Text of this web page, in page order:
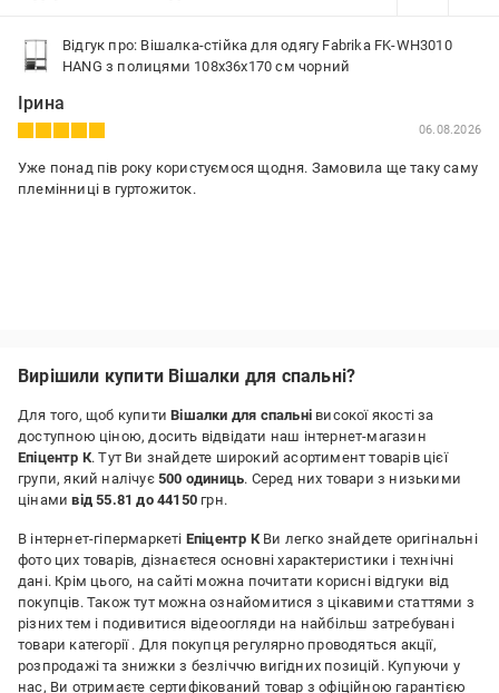
Відгук про: Вішалка-стійка для одягу Fabrika FK-WH3010
HANG з полицями 108x36x170 см чорний
Ірина
06.08.2026
Уже понад пів року користуємося щодня. Замовила ще таку саму
племінниці в гуртожиток.
Вирішили купити Вішалки для спальні?
Для того, щоб купитиВішалки для спальні високої якості за
доступною ціною, досить відвідати наш інтернет-магазин
Епіцентр К. Тут Ви знайдете широкий асортимент товарів цієї
групи, який налічує 500 одиниць. Серед них товари з низькими
цінамивід 55.81 до 44150 грн.
В інтернет-гіпермаркеті Епіцентр КВи легко знайдете оригінальні
фото цих товарів, дізнаєтеся основні характеристики і технічні
дані. Крім цього, на сайті можна почитати корисні відгуки від
покупців. Також тут можна ознайомитися з цікавими статтями з
різних тем і подивитися відеоогляди на найбільш затребувані
товари категорії . Для покупця регулярно проводяться акції,
розпродажі та знижки з безліччю вигідних позицій. Купуючи у
нас, Ви отримаєте сертифікований товар з офіційною гарантією